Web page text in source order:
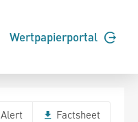
Wertpapierportal
Alert Factsheet